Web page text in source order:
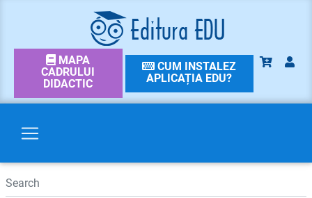
MAPA
CADRULUI
DIDACTIC
CUM INSTALEZ
APLICAȚIA EDU?